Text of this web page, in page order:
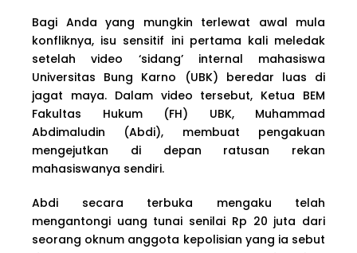
Bagi Anda yang mungkin terlewat awal mula
konfliknya, isu sensitif ini pertama kali meledak
setelah video ‘sidang’ internal mahasiswa
Universitas Bung Karno (UBK) beredar luas di
jagat maya. Dalam video tersebut, Ketua BEM
Fakultas Hukum (FH) UBK, Muhammad
Abdimaludin (Abdi), membuat pengakuan
mengejutkan di depan ratusan rekan
mahasiswanya sendiri.
Abdi secara terbuka mengaku telah
mengantongi uang tunai senilai Rp 20 juta dari
seorang oknum anggota kepolisian yang ia sebut